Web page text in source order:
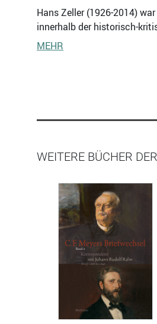
Hans Zeller (1926-2014)
innerhalb der historisch-
MEHR
WEITERE BÜCHER